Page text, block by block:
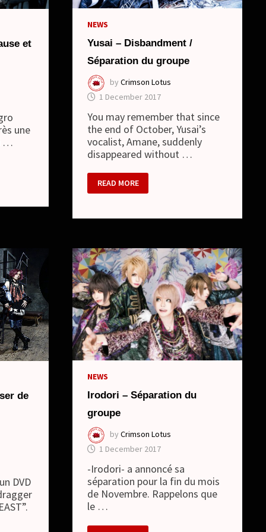
et
une
…
NEWS
Yusai – Disbandment /
Séparation du groupe
by Crimson Lotus
1 December 2017
You may remember that since
the end of October, Yusai’s
vocalist, Amane, suddenly
disappeared without …
YUSAI
–
DISBANDMENT
DU
READ MORE
de
DVD
NEWS
Irodori – Séparation du
groupe
by Crimson Lotus
1 December 2017
-Irodori- a annoncé sa
séparation pour la fin du mois
de Novembre. Rappelons que
le …